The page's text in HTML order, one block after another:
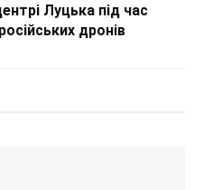
Луцька під час
дронів